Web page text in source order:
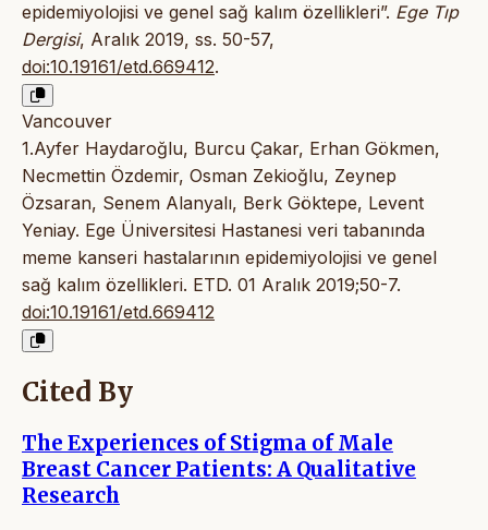
epidemiyolojisi ve genel sağ kalım özellikleri”. Ege Tıp
Dergisi, Aralık 2019, ss. 50-57,
doi:10.19161/etd.669412.
Vancouver
1.Ayfer Haydaroğlu, Burcu Çakar, Erhan Gökmen,
Necmettin Özdemir, Osman Zekioğlu, Zeynep
Özsaran, Senem Alanyalı, Berk Göktepe, Levent
Yeniay. Ege Üniversitesi Hastanesi veri tabanında
meme kanseri hastalarının epidemiyolojisi ve genel
sağ kalım özellikleri. ETD. 01 Aralık 2019;50-7.
doi:10.19161/etd.669412
Cited By
The Experiences of Stigma of Male
Breast Cancer Patients: A Qualitative
Research